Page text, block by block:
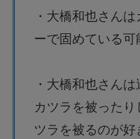
・大橋和也さん
ーで固めている可
・大橋和也さん
カツラを被った
ツラを被るのが